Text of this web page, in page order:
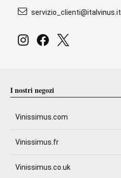
servizio_clienti@italvinus.it
I nostri negozi
Vinissimus.com
Vinissimus.fr
Vinissimus.co.uk